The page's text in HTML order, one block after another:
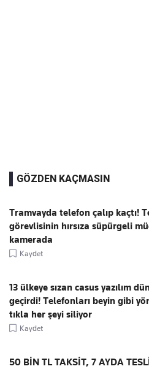
GÖZDEN KAÇMASIN
Tramvayda telefon çalıp kaçtı!
görevlisinin hırsıza süpürgeli
kamerada
Kaydet
13 ülkeye sızan casus yazılım
geçirdi! Telefonları beyin gibi
tıkla her şeyi siliyor
Kaydet
50 BİN TL TAKSİT, 7 AYDA